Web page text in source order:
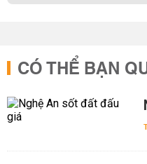
CÓ THỂ BẠN